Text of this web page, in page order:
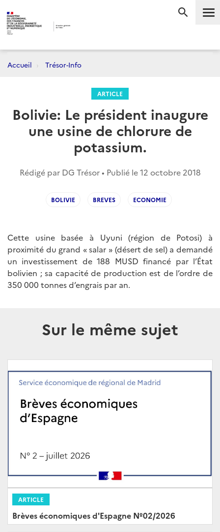
Accueil Trésor-Info
ARTICLE
Bolivie: Le président inaugure
une usine de chlorure de
potassium.
Rédigé par DG Trésor • Publié le12 octobre 2018
BOLIVIE BREVES ECONOMIE
Cette usine basée à Uyuni (région de Potosi) à
proximité du grand « salar » (désert de sel) a demandé
un investissement de 188 MUSD financé par l’État
bolivien ; sa capacité de production est de l’ordre de
350 000 tonnes d’engrais par an.
Sur le même sujet
ARTICLE
Brèves économiques d'Espagne Nº02/2026